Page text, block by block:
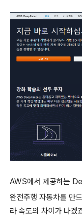
AWS에서 제공하는
완전주행 자동차를 만
라 속도의 차이가 나겠